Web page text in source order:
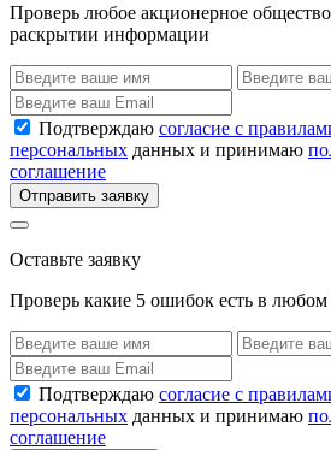
Проверь любое акционерное
раскрытии информации
Подтверждаю согласие с
персональных данных и принимаю
соглашение
Отправить заявку
Оставьте заявку
Проверь какие 5 ошибок есть в
Подтверждаю согласие с
персональных данных и принимаю
соглашение